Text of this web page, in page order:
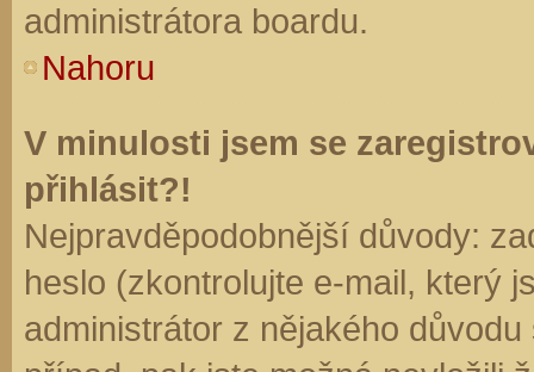
administrátora boardu.
Nahoru
V minulosti jsem se
přihlásit?!
Nejpravděpodobnější důvody:
heslo (zkontrolujte e-mail, který
administrátor z nějakého